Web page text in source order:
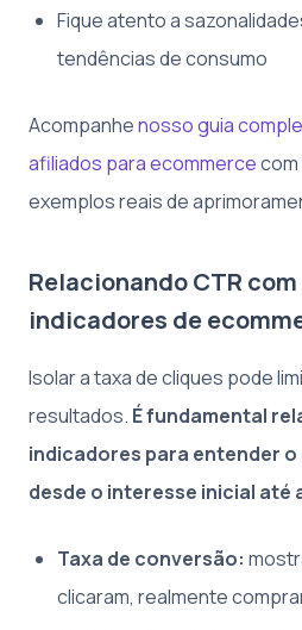
Fique atento a
tendências de consumo
Acompanhenosso guia
afiliados para ecommercecom
exemplos reais de
Relacionando CTR
indicadores de
Isolar a taxa de cliques pode
resultados. É fundamental
indicadores para entender
desde o interesse inicial até
Taxa de conversão:
clicaram, realmente